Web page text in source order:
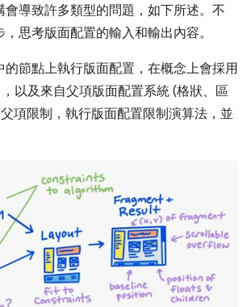
會導致許多類型的問題，如下所述。不
思考版面配置的輸入和輸出內容。
的節點上執行版面配置，在概念上會採用
，以及來自父項版面配置系統 (格狀、區
項限制，執行版面配置限制演算法，並